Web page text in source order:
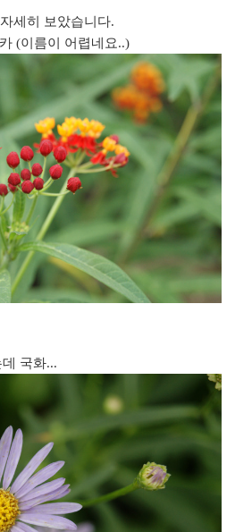
세히 보았습니다.
(이름이 어렵네요..)
국화...